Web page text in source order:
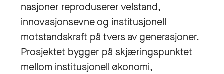
nasjoner reproduserer velstand,
innovasjonsevne og institusjonell
motstandskraft på tvers av generasjoner.
Prosjektet bygger på skjæringspunktet
mellom institusjonell økonomi,